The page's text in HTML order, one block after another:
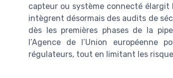
capteur ou système connecté
intègrent désormais des audits de
dès les premières phases de la
l’Agence de l’Union
régulateurs, tout en limitant les